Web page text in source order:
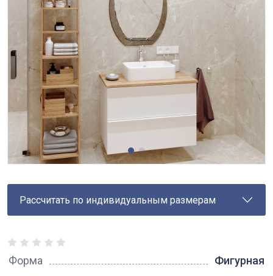
Рассчитать по индивидуальным размерам
Форма
Фигурная